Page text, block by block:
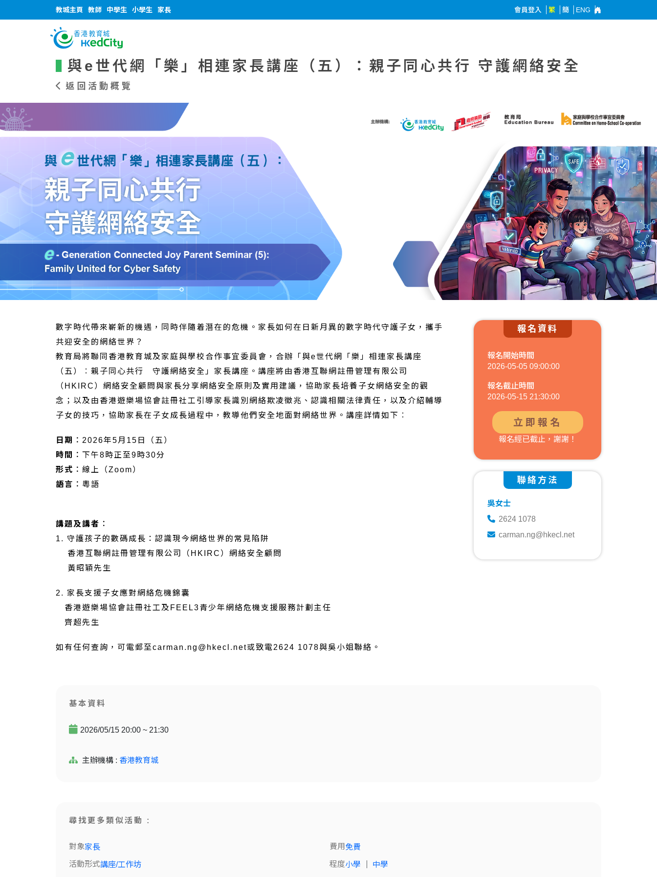
教城主頁 教師 中學生 小學生 家長 會員登入 繁 簡 ENG
與e世代網「樂」相連家長講座（五）：親子同心共行 守護網絡安全
返回活動概覽
數字時代帶來嶄新的機遇，同時伴隨着潛在的危機。家長如何在日新月異的數字時代守護子女，攜手
共迎安全的網絡世界？
教育局將聯同香港教育城及家庭與學校合作事宜委員會，合辦「與e世代網「樂」相連家長講座
（五）︰親子同心共行 守護網絡安全」家長講座。講座將由香港互聯網註冊管理有限公司
（HKIRC）網絡安全顧問與家長分享網絡安全原則及實用建議，協助家長培養子女網絡安全的觀
念；以及由香港遊樂場協會註冊社工引導家長識別網絡欺凌徵兆、認識相關法律責任，以及介紹輔導
子女的技巧，協助家長在子女成長過程中，教導他們安全地面對網絡世界。講座詳情如下︰
日期︰ 2026年5月15日（五）
時間︰ 下午8時正至9時30分
形式︰ 線上（Zoom）
語言︰ 粵語
講題及講者︰
1. 守護孩子的數碼成長：認識現今網絡世界的常見陷阱
香港互聯網註冊管理有限公司（HKIRC）網絡安全顧問
黃昭穎先生
2. 家長支援子女應對網絡危機錦囊
香港遊樂場協會註冊社工及FEEL3青少年網絡危機支援服務計劃主任
齊超先生
如有任何查詢，可電郵至carman.ng@hkecl.net或致電2624 1078與吳小姐聯絡。
報名資料
報名開始時間
2026-05-05 09:00:00
報名截止時間
2026-05-15 21:30:00
立即報名
報名經已截止，謝謝！
聯絡方法
吳女士
2624 1078
carman.ng@hkecl.net
基本資料
2026/05/15 20:00 ~ 21:30
主辦機構 : 香港教育城
尋找更多類似活動 :
對象家長
活動形式講座/工作坊
費用 免費
程度小學 中學